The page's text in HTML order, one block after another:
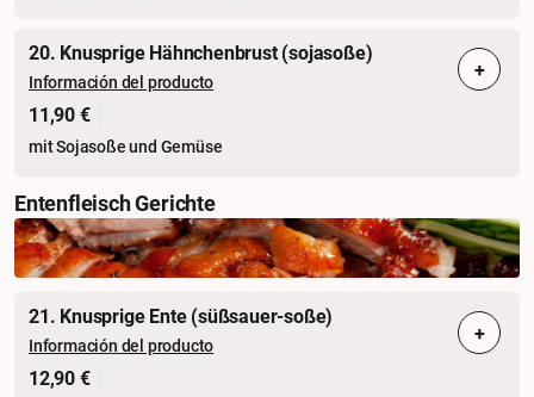
20. Knusprige Hähnchenbrust (sojasoße)
Información del producto
11,90 €
mit Sojasoße und Gemüse
+
Entenfleisch Gerichte
21. Knusprige Ente (süßsauer-soße)
Información del producto
12,90 €
+